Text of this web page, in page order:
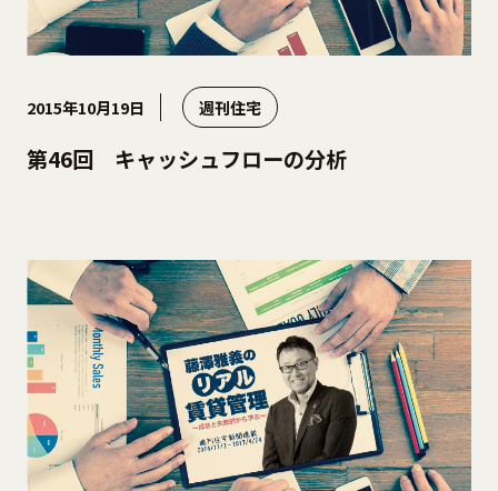
2015年10月19日 週刊住宅
第46回 キャッシュフローの分析